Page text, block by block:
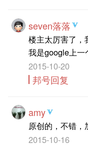
seven落落
楼主太厉害了，
我是google上一
2015-10-20
邦号回复
amy
原创的，不错，
2015-10-16